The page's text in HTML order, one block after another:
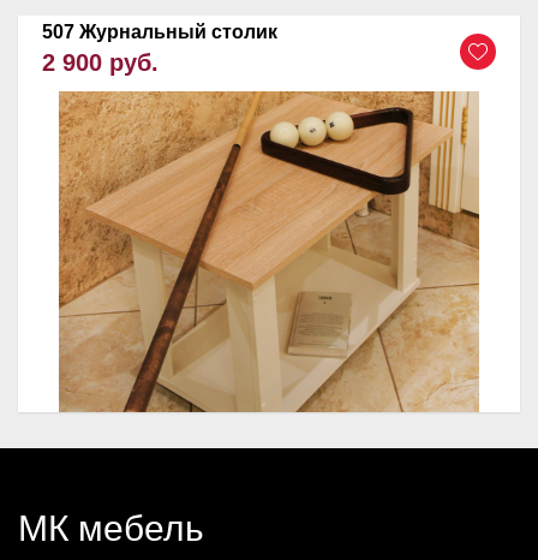
507 Журнальный столик
2 900 руб.
МК мебель